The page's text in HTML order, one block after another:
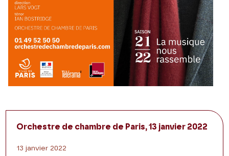
Orchestre de chambre de Paris, 13 janvier 2022
13 janvier 2022